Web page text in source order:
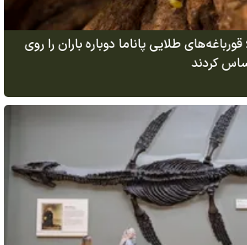
سال؛ قورباغه‌های طلایی پاناما دوباره باران را روی
کردند